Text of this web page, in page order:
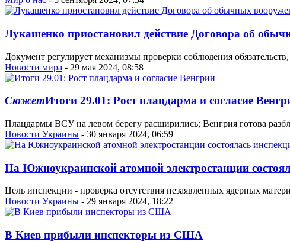
Лукашенко приостановил действие Договора об
Документ регулирует механизмы проверки соблюдения
Новости мира - 29 мая 2024, 08:58
СюжетИтоги 29.01: Рост плацдарма и согласие
Плацдармы ВСУ на левом берегу расширились; Венгрия готова
Новости Украины - 30 января 2024, 06:59
На Южноукраинской атомной электростанции
Цель инспекции - проверка отсутствия незаявленных ядерных
Новости Украины - 29 января 2024, 18:22
В Киев прибыли инспекторы из США